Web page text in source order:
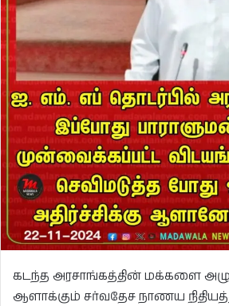
கடந்த அரசாங்கத்தின் மக்களை
ஆளாக்கும் சர்வதேச நாணய